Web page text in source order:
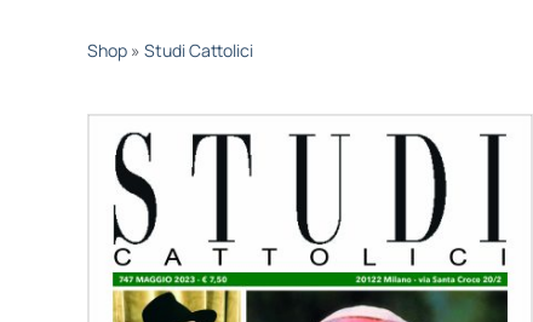
Shop» Studi Cattolici